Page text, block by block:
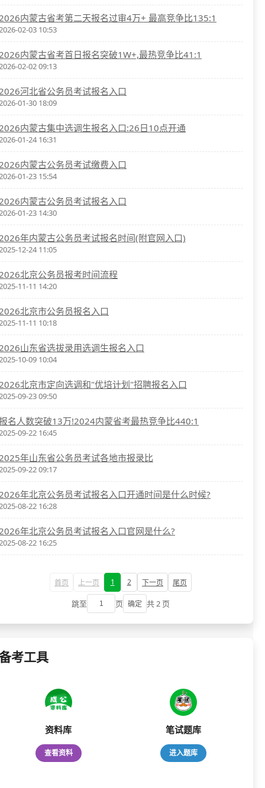
内蒙古省考第二天报名过审4万+ 最高竞争比135:1
02-03 10:53
内蒙古省考首日报名突破1W+,最热竞争比41:1
02-02 09:13
河北省公务员考试报名入口
01-30 18:09
内蒙古集中选调生报名入口:26日10点开通
01-24 16:31
内蒙古公务员考试缴费入口
01-23 15:54
内蒙古公务员考试报名入口
01-23 14:30
年内蒙古公务员考试报名时间(附官网入口)
12-24 11:05
北京公务员报考时间流程
11-11 14:20
北京市公务员报名入口
11-11 10:18
山东省选拔录用选调生报名入口
10-09 10:04
北京市定向选调和"优培计划"招聘报名入口
09-23 09:50
名人数突破13万!2024内蒙省考最热竞争比440:1
09-22 16:45
年山东省公务员考试各地市报录比
09-22 09:17
年北京公务员考试报名入口开通时间是什么时候?
08-22 16:28
年北京公务员考试报名入口官网是什么?
08-22 16:25
首页 上一页 1 2 下一页 尾页
跳至 页 确定 共 2 页
考工具
资料库
查看资料
笔试题库
进入题库